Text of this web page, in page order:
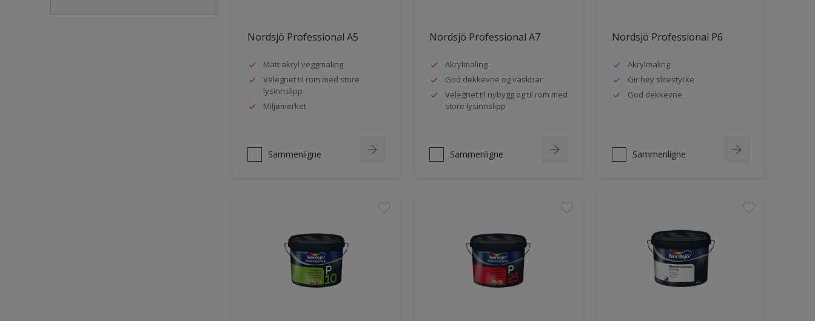
Nordsjö Professional A5
Matt akryl veggmaling
Velegnet til rom med store
lysinnslipp
Miljømerket
Sammenligne
Nordsjö Professional A7
Akrylmaling
God dekkevne og vaskbar
Velegnet til nybygg og til rom med
store lysinnslipp
Sammenligne
Nordsjö Professional P6
Akrylmaling
Gir høy slitestyrke
God dekkevne
Sammenligne